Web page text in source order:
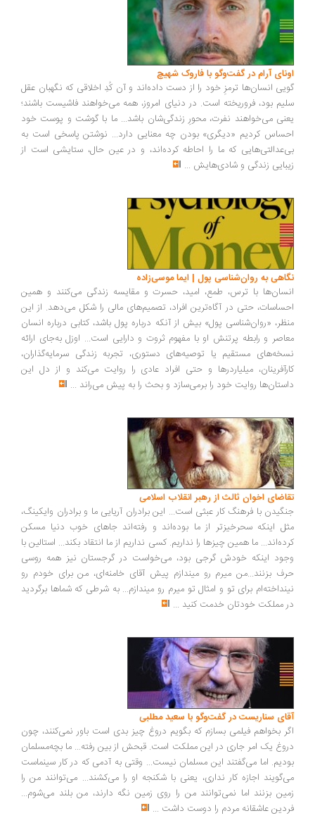
آرام در گفت‌وگو با فاروک شهیچ‭
انسان‌ها ترمزِ خود را از دست داده‌اند و آن کُدِ اخلاقی که نگهبان عقل
بود، فروریخته است. در دنیای امروز، همه می‌خواهند فاشیست باشند؛
می‌خواهند نفرت، محورِ زندگی‌شان باشد... ما با گوشت و پوست خود
کردیم «دیگری» بودن چه معنایی دارد... نوشتن پاسخی است به
که ما را احاطه کرده‌اند، و در عین حال، ستایشی است از
زندگی و شادی‌هایش...
به روان‌شناسی پول | ایما موسی‌زاده
با ترس، طمع، امید، حسرت و مقایسه زندگی می‌کنند و همین
حتی در آگاه‌ترین افراد، تصمیم‌های مالی را شکل می‌دهد. از این
«روان‌شناسی پول» بیش از آنکه درباره پول باشد، کتابی درباره انسان
و رابطه پرتنش او با مفهوم ثروت و دارایی است... اوزل به‌جای ارائه
مستقیم یا توصیه‌های دستوری، تجربه زندگی سرمایه‌گذاران،
میلیاردرها و حتی افراد عادی را روایت می‌کند و از دل این
روایت خود را برمی‌سازد و بحث را به پیش می‌راند...
اخوان ثالث از رهبر انقلاب اسلامی
با فرهنگ کار عبثی است... این برادران آریایی ما و برادران وایکینگ،
اینکه سحرخیزتر از ما بوده‌اند و رفته‌اند جاهای خوب دنیا مسکن
ما همین چیزها را نداریم. کسی نداریم از ما انتقاد بکند... استالین با
اینکه خودش گرجی بود، می‌خواست در گرجستان نیز همه روسی
بزنند...من میرم رو میندازم پیش آقای خامنه‌ای، من برای خودم رو
برای تو و امثال تو میرم رو میندازم... به شرطی که شماها برگردید
مملکت خودتان خدمت کنید...
سناریست در گفت‌وگو با سعید مطلبی
بخواهم فیلمی بسازم که بگویم دروغ چیز بدی است باور نمی‌کنند، چون
یک امر جاری در این مملکت است. قبحش از بین رفته... ما بچه‌مسلمان
اما می‌گفتند این مسلمان نیست... وقتی به آدمی که در کار سینماست
اجازه کار نداری، یعنی با شکنجه او را می‌کشند... می‌توانند من را
بزنند اما نمی‌توانند من را روی زمین نگه دارند، من بلند می‌شوم...
عاشقانه مردم را دوست داشت ...